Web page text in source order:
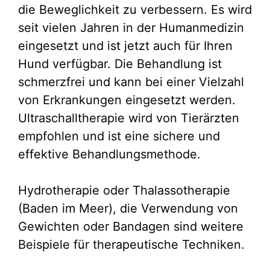
die Beweglichkeit zu verbessern. Es wird
seit vielen Jahren in der Humanmedizin
eingesetzt und ist jetzt auch für Ihren
Hund verfügbar. Die Behandlung ist
schmerzfrei und kann bei einer Vielzahl
von Erkrankungen eingesetzt werden.
Ultraschalltherapie wird von Tierärzten
empfohlen und ist eine sichere und
effektive Behandlungsmethode.
Hydrotherapie oder Thalassotherapie
(Baden im Meer), die Verwendung von
Gewichten oder Bandagen sind weitere
Beispiele für therapeutische Techniken.